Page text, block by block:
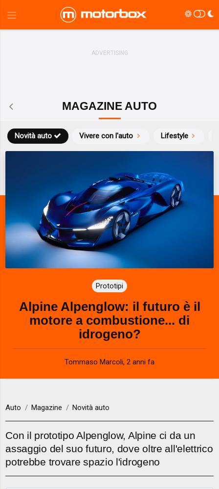
MAGAZINE AUTO
Novità auto Vivere con l'auto Lifestyle
Prototipi
Alpine Alpenglow: il futuro è il
motore a combustione... di
idrogeno?
Tommaso Marcoli, 2 anni fa
Auto Magazine Novità auto
Con il prototipo Alpenglow, Alpine ci da un
assaggio del suo futuro, dove oltre all'elettrico
potrebbe trovare spazio l'idrogeno